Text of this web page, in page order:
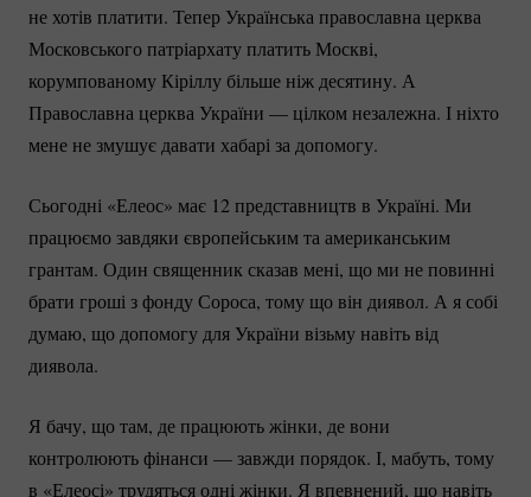
не хотів платити. Тепер Українська православна церква
Московського патріархату платить Москві,
корумпованому Кіріллу більше ніж десятину. А
Православна церква України — цілком незалежна. І ніхто
мене не змушує давати хабарі за допомогу.
Сьогодні «Елеос» має 12 представництв в Україні. Ми
працюємо завдяки європейським та американським
грантам. Один священник сказав мені, що ми не повинні
брати гроші з фонду Сороса, тому що він диявол. А я собі
думаю, що допомогу для України візьму навіть від
диявола.
Я бачу, що там, де працюють жінки, де вони
контролюють фінанси — завжди порядок. І, мабуть, тому
в «Елеосі» трудяться одні жінки. Я впевнений, що навіть